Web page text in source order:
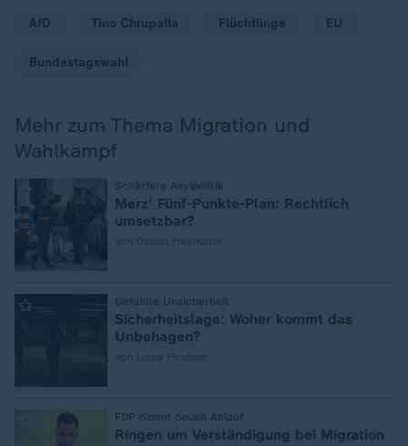
AfD Tino Chrupalla Flüchtlinge EU
Bundestagswahl
Mehr zum Thema Migration und
Wahlkampf
Schärfere Asylpolitik
Merz‘ Fünf-Punkte-Plan: Rechtlich
umsetzbar?
Gefühlte Unsicherheit
Sicherheitslage: Woher kommt das
Unbehagen?
FDP nimmt neuen Anlauf
Ringen um Verständigung bei Migration